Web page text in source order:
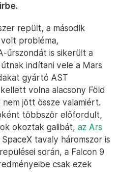
repült, a második
probléma,
űrszondát is sikerült a
indítani vele a Mars
gyártó AST
volna alacsony Föld
jött össze valamiért.
többször előfordult,
okoztak galibát, az Ars
tavaly háromszor is
során, a Falcon 9
csak ezek